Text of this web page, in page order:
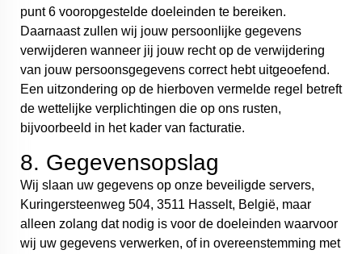
punt 6 vooropgestelde doeleinden te bereiken.
Daarnaast zullen wij jouw persoonlijke gegevens
verwijderen wanneer jij jouw recht op de verwijdering
van jouw persoonsgegevens correct hebt uitgeoefend.
Een uitzondering op de hierboven vermelde regel betreft
de wettelijke verplichtingen die op ons rusten,
bijvoorbeeld in het kader van facturatie.
8. Gegevensopslag
Wij slaan uw gegevens op onze beveiligde servers,
Kuringersteenweg 504, 3511 Hasselt, België, maar
alleen zolang dat nodig is voor de doeleinden waarvoor
wij uw gegevens verwerken, of in overeenstemming met